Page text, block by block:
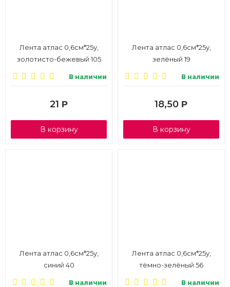
Лента атлас 0,6см*25у,
золотисто-бежевый 105
В наличии
21 Р
В корзину
Лента атлас 0,6см*25у,
зелёный 19
В наличии
18,50 Р
В корзину
Лента атлас 0,6см*25у,
синий 40
В наличии
Лента атлас 0,6см*25у,
тёмно-зелёный 56
В наличии